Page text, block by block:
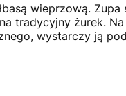
wieprzową.
tradycyjny żurek.
wystarczy ją